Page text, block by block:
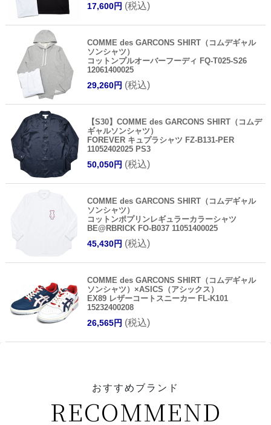
17,600円 (税込)
COMME des GARCONS SHIRT（コムデギャル
ソンシャツ）
コットンプルオーバーフーディ FQ-T025-S26
12061400025
29,260円 (税込)
【S30】COMME des GARCONS SHIRT（コムデ
ギャルソンシャツ）
FOREVER キュプラシャツ FZ-B131-PER
11052402025 PS3
50,050円 (税込)
COMME des GARCONS SHIRT（コムデギャル
ソンシャツ）
コットンポプリンレギュラーカラーシャツ
BE@RBRICK FO-B037 11051400025
45,430円 (税込)
COMME des GARCONS SHIRT（コムデギャル
ソンシャツ）×ASICS（アシックス）
EX89 レザーコートスニーカー FL-K101
15232400208
26,565円 (税込)
おすすめブランド
RECOMMEND